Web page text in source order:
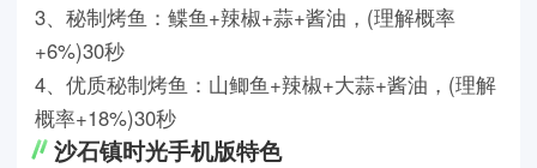
3、秘制烤鱼：鲽鱼+辣椒+蒜+酱油，(理解概率
+6%)30秒
4、优质秘制烤鱼：山鲫鱼+辣椒+大蒜+酱油，(理解
概率+18%)30秒
沙石镇时光手机版特色